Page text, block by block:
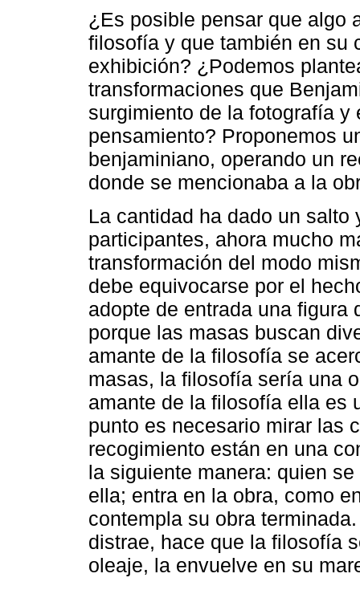
¿Es posible pensar que algo
filosofía y que también en su
exhibición? ¿Podemos
transformaciones que
surgimiento de la fotografía
pensamiento? Proponemos
benjaminiano, operando un
donde se mencionaba a la
La cantidad ha dado un
participantes, ahora mucho
transformación del modo
debe equivocarse por el
adopte de entrada una figura
porque las masas buscan
amante de la filosofía se
masas, la filosofía sería una
amante de la filosofía ella es
punto es necesario mirar las
recogimiento están en una
la siguiente manera: quien
ella; entra en la obra, como
contempla su obra
distrae, hace que la filosofía
oleaje, la envuelve en su